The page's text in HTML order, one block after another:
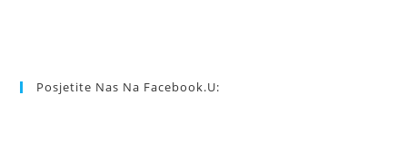
Posjetite Nas Na Facebook.u: